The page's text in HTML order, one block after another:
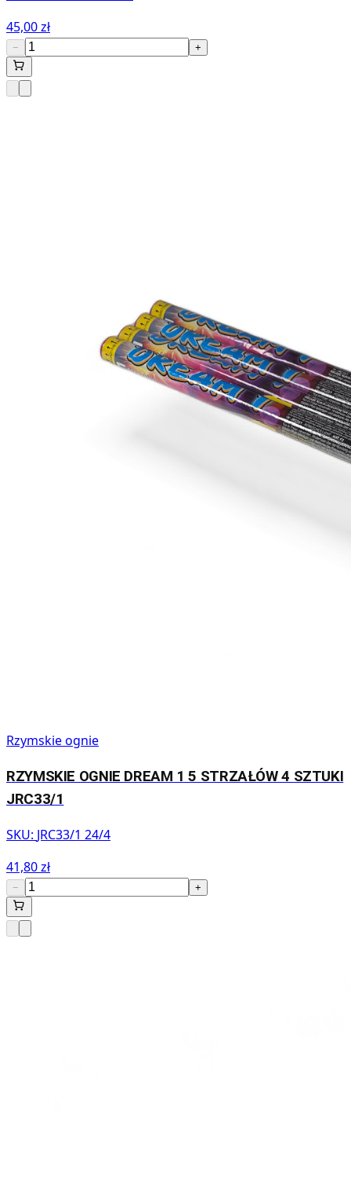
45,00 zł
− +
Rzymskie ognie
RZYMSKIE OGNIE DREAM 1 5 STRZAŁÓW 4 SZTUKI
JRC33/1
SKU: JRC33/1 24/4
41,80 zł
− +